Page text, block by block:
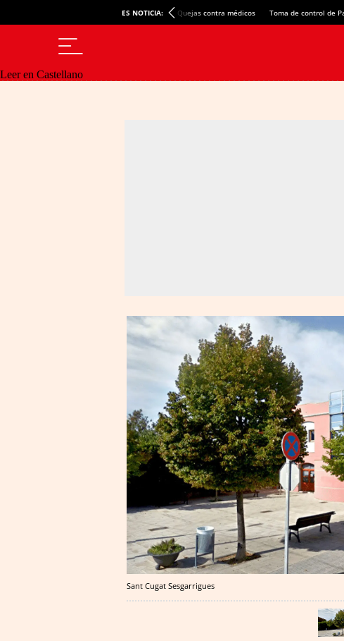
ES NOTICIA: Quejas contra médicos Toma de control de
Leer en Castellano
Sant Cugat Sesgarrigues